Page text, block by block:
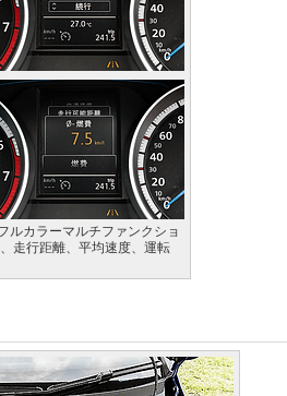
ルカラーマルチファンクショ
走行距離、平均速度、運転